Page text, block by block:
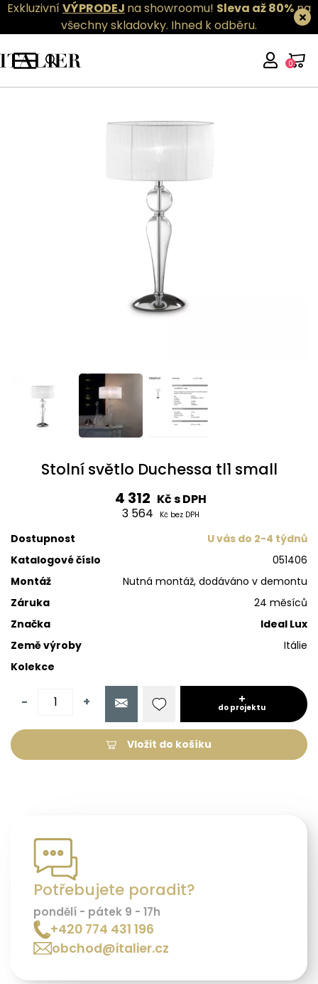
ExkluzivníVÝPRODEJ na showroomu! Sleva až 80%na
všechny skladovky. Ihned k odběru.
0
Stolní světlo Duchessa tl1 small
4 312 Kč s DPH
3 564
Kč bez DPH
Dostupnost
U vás do 2-4 týdnů
Katalogové číslo
051406
Montáž
Nutná montáž, dodáváno v demontu
Záruka
24 měsíců
Značka
Ideal Lux
Země výroby
Itálie
Kolekce
- +
Vložit do košíku
do projektu
Potřebujete poradit?
pondělí - pátek 9 - 17h
+420 774 431 196
obchod@italier.cz